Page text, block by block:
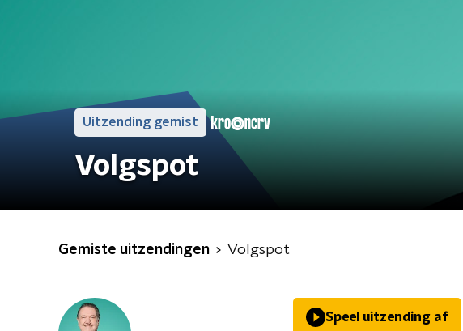
Uitzending gemist
Volgspot
Gemiste uitzendingen Volgspot
Speel uitzending af